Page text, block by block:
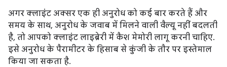
अगर क्लाइंट अक्सर एक ही अनुरोध को कई बार करते हैं और
समय के साथ, अनुरोध के जवाब में मिलने वाली वैल्यू नहीं बदलती
है, तो आपको क्लाइंट लाइब्रेरी में कैश मेमोरी लागू करनी चाहिए.
इसे अनुरोध के पैरामीटर के हिसाब से कुंजी के तौर पर इस्तेमाल
किया जा सकता है.